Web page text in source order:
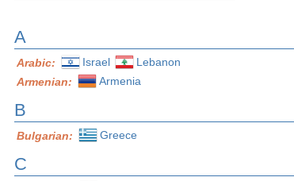
A
Arabic: Israel
Lebanon
Armenian:
Armenia
B
Bulgarian: Greece
C